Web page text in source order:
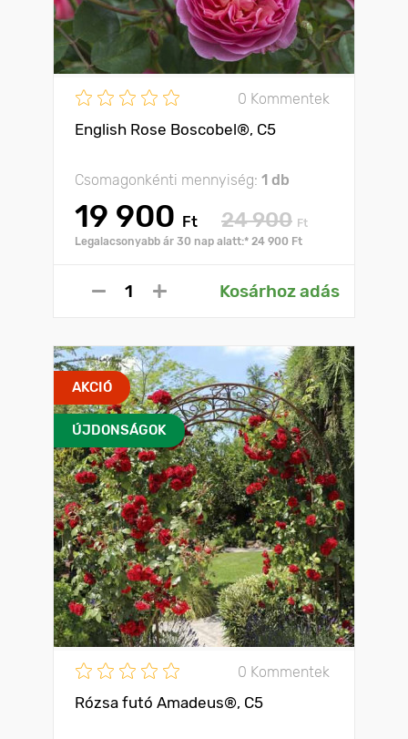
0 Kommentek
English Rose Boscobel®, C5
Csomagonkénti mennyiség: 1 db
19 900 Ft 24 900 Ft
Legalacsonyabb ár 30 nap alatt:* 24 900 Ft
Kosárhoz adás
AKCIÓ
ÚJDONSÁGOK
0 Kommentek
Rózsa futó Amadeus®, C5